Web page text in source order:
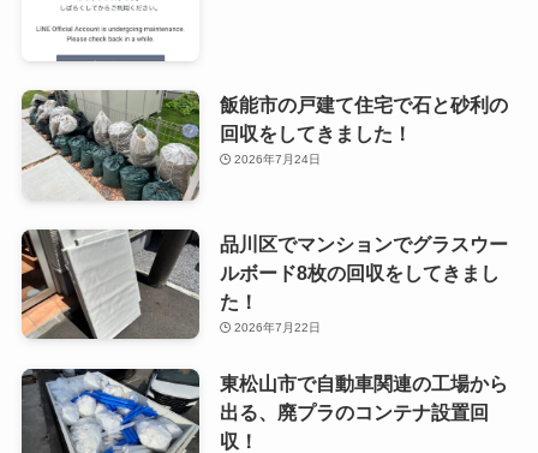
飯能市の戸建て住宅で石と砂利の
回収をしてきました！
2026年7月24日
品川区でマンションでグラスウー
ルボード8枚の回収をしてきまし
た！
2026年7月22日
東松山市で自動車関連の工場から
出る、廃プラのコンテナ設置回
収！